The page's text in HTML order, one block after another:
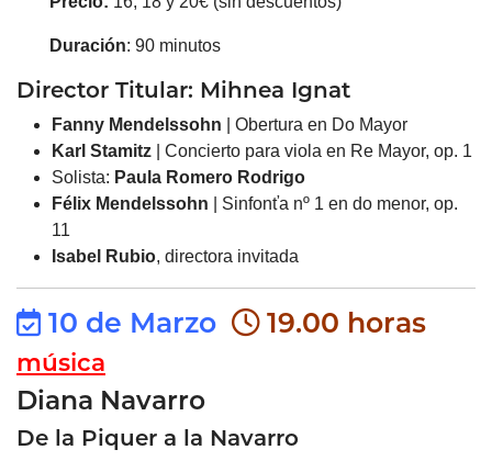
Duración: 90 minutos
Director Titular: Mihnea Ignat
Fanny Mendelssohn | Obertura en Do Mayor
Karl Stamitz | Concierto para viola en Re Mayor, op. 1
Solista: Paula Romero Rodrigo
Félix Mendelssohn | Sinfonťa nº 1 en do menor, op.
11
Isabel Rubio, directora invitada
10 de Marzo 19.00 horas
música
Diana Navarro
De la Piquer a la Navarro